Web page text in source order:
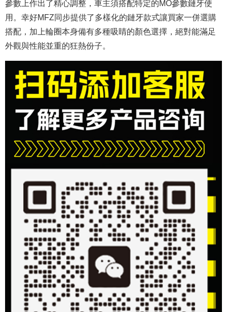
參數上作出了精心調整，車主須搭配特定的MO參數鏈牙使
用。幸好MFZ同步提供了多樣化的鏈牙款式讓買家一併選購
搭配，加上輪圈本身備有多種吸睛的顏色選擇，絕對能滿足
外觀與性能並重的狂熱份子。